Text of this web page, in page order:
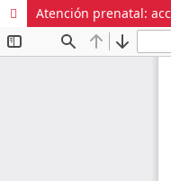
Atención prenatal: